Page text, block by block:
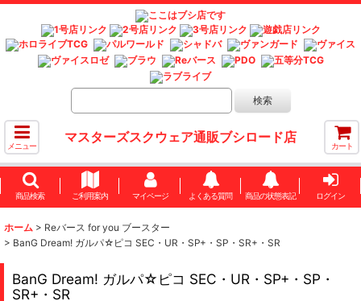
メニュー
マスターズスクウェア通販ブシロード店
カート
商品検索 ご利用案内 マイページ よくある質問 商品の状態表記 ログイン
ホーム > Reバース for you ブースター
> BanG Dream! ガルパ☆ピコ SEC・UR・SP+・SP・SR+・SR
BanG Dream! ガルパ☆ピコ SEC・UR・SP+・SP・
SR+・SR